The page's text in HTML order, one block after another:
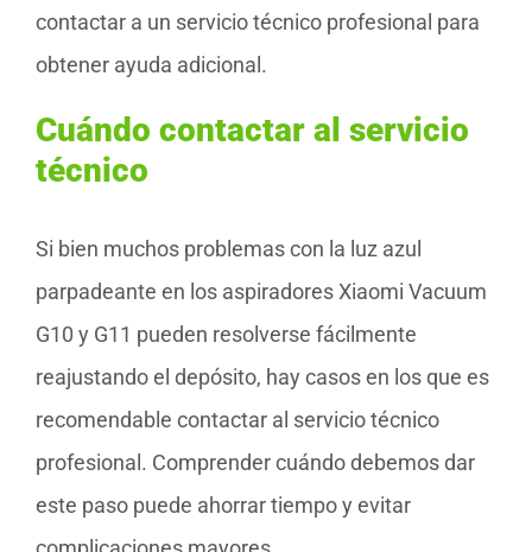
contactar a un servicio técnico profesional para
obtener ayuda adicional.
Cuándo contactar al servicio
técnico
Si bien muchos problemas con la luz azul
parpadeante en los aspiradores Xiaomi Vacuum
G10 y G11 pueden resolverse fácilmente
reajustando el depósito, hay casos en los que es
recomendable contactar al servicio técnico
profesional. Comprender cuándo debemos dar
este paso puede ahorrar tiempo y evitar